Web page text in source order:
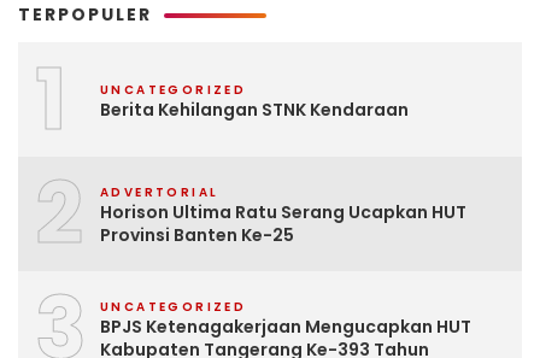
TERPOPULER
1 UNCATEGORIZED
Berita Kehilangan STNK Kendaraan
2 ADVERTORIAL
Horison Ultima Ratu Serang Ucapkan HUT
Provinsi Banten Ke-25
3 UNCATEGORIZED
BPJS Ketenagakerjaan Mengucapkan HUT
Kabupaten Tangerang Ke-393 Tahun